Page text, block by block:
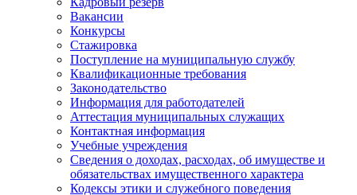
Вакансии
Конкурсы
Стажировка
Поступление на муниципальную службу
Квалификационные требования
Законодательство
Информация для работодателей
Аттестация муниципальных служащих
Контактная информация
Учебные учреждения
Сведения о доходах, расходах, об имуществе и
обязательствах имущественного характера
Кодексы этики и служебного поведения